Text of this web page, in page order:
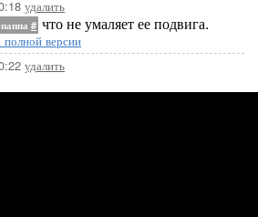
удалить
# что не умаляет ее подвига.
версии
удалить